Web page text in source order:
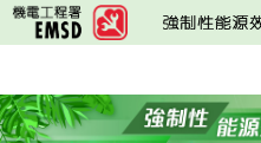
跳
至
要
內